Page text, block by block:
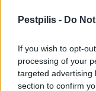
Pestpilis - Do
If you wish to opt-
processing of your
targeted advertising
section to confirm
kialakított, zárt
föld
zöldterületek
tájékoztatásban.